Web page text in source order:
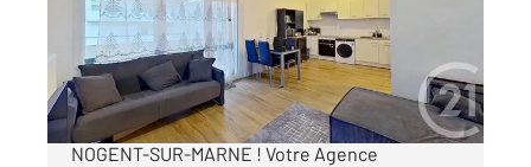
Appartement F2 à vendre
329 000 €
EN EXCLUSIVITE APPARTEMENT A VENDRE -
NOGENT-SUR-MARNE ! Votre Agence